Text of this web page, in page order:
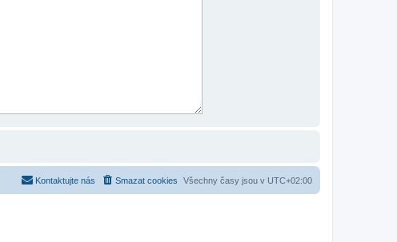
Všechny časy jsou v UTC+02:00
Smazat cookies
Kontaktujte nás